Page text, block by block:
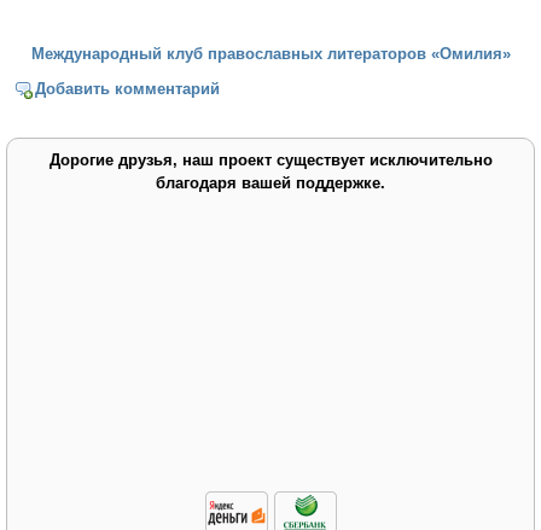
Международный клуб православных литераторов «Омилия»
Добавить комментарий
Дорогие друзья, наш проект существует исключительно
благодаря вашей поддержке.